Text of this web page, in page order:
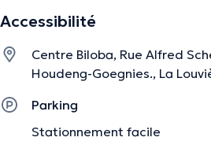
La description a été éditée par l'équipe de
informations vérifiées.
Accessibilité
Centre Biloba, Rue Alfred
Houdeng-Goegnies., La
Parking
Stationnement facile